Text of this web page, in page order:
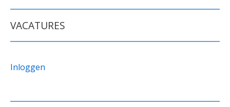
VACATURES
Inloggen